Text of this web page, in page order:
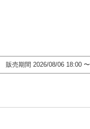
販売期間 2026/08/06 18:00 〜